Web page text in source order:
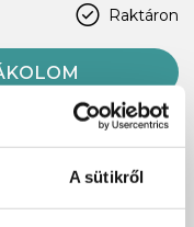
A sütikről
Raktáron